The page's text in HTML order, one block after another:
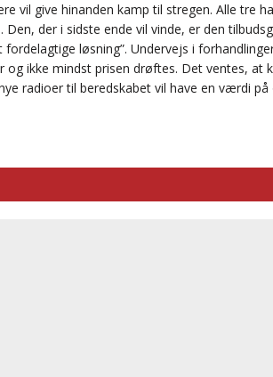
vil give hinanden kamp til stregen. Alle tre
der i sidste ende vil vinde, er den
løsning”. Undervejs i
og ikke mindst prisen drøftes. Det ventes, at
radioer til beredskabet vil have en værdi på